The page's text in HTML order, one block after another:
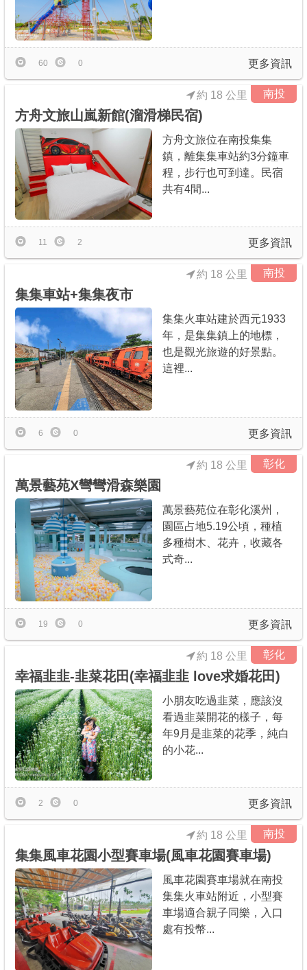
更多資訊
60 0
南投
方舟文旅山嵐新館(溜滑梯民宿)
約 18 公里
方舟文旅位在南投集集
鎮，離集集車站約3分鐘車
程，步行也可到達。民宿
共有4間...
更多資訊
11 2
南投
集集車站+集集夜市
約 18 公里
集集火車站建於西元1933
年，是集集鎮上的地標，
也是觀光旅遊的好景點。
這裡...
更多資訊
6 0
彰化
萬景藝苑X彎彎滑森樂園
約 18 公里
萬景藝苑位在彰化溪州，
園區占地5.19公頃，種植
多種樹木、花卉，收藏各
式奇...
更多資訊
19 0
彰化
幸福韭韭-韭菜花田(幸福韭韭 love求婚花田)
約 18 公里
小朋友吃過韭菜，應該沒
看過韭菜開花的樣子，每
年9月是韭菜的花季，純白
的小花...
更多資訊
2 0
南投
集集風車花園小型賽車場(風車花園賽車場)
約 18 公里
風車花園賽車場就在南投
集集火車站附近，小型賽
車場適合親子同樂，入口
處有投幣...